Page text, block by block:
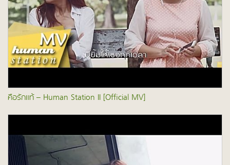
คือรักแท้ – Human Station II [Official MV]